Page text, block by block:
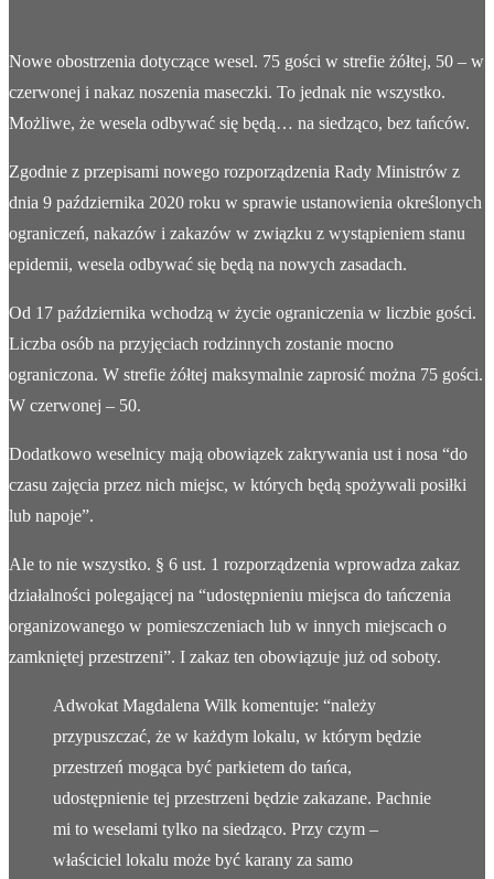
Nowe obostrzenia dotyczące wesel. 75 gości w strefie żółtej, 50 – w
czerwonej i nakaz noszenia maseczki. To jednak nie wszystko.
Możliwe, że wesela odbywać się będą… na siedząco, bez tańców.
Zgodnie z przepisami nowego rozporządzenia Rady Ministrów z
dnia 9 października 2020 roku w sprawie ustanowienia określonych
ograniczeń, nakazów i zakazów w związku z wystąpieniem stanu
epidemii, wesela odbywać się będą na nowych zasadach.
Od 17 października wchodzą w życie ograniczenia w liczbie gości.
Liczba osób na przyjęciach rodzinnych zostanie mocno
ograniczona. W strefie żółtej maksymalnie zaprosić można 75 gości.
W czerwonej – 50.
Dodatkowo weselnicy mają obowiązek zakrywania ust i nosa “do
czasu zajęcia przez nich miejsc, w których będą spożywali posiłki
lub napoje”.
Ale to nie wszystko. § 6 ust. 1 rozporządzenia wprowadza zakaz
działalności polegającej na “udostępnieniu miejsca do tańczenia
organizowanego w pomieszczeniach lub w innych miejscach o
zamkniętej przestrzeni”. I zakaz ten obowiązuje już od soboty.
Adwokat Magdalena Wilk komentuje: “należy
przypuszczać, że w każdym lokalu, w którym będzie
przestrzeń mogąca być parkietem do tańca,
udostępnienie tej przestrzeni będzie zakazane. Pachnie
mi to weselami tylko na siedząco. Przy czym –
właściciel lokalu może być karany za samo